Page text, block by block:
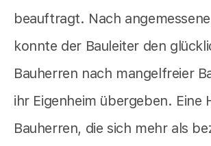
beauftragt. Nach
konnte der Bauleiter den
Bauherren nach mangelfreier
ihr Eigenheim übergeben. Eine
Bauherren, die sich mehr als